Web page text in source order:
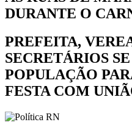
DURANTE O
PREFEITA,
SECRETÁRIOS
POPULAÇÃO
FESTA COM